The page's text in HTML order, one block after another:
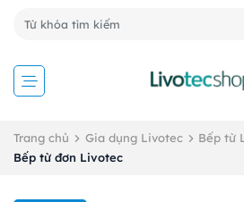
Trang chủ Gia dụng Livotec
Bếp từ
Bếp từ đơn Livotec